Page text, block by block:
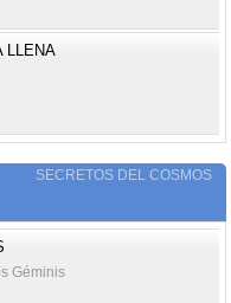
LLENA
SECRETOS DEL COSMOS
Géminis